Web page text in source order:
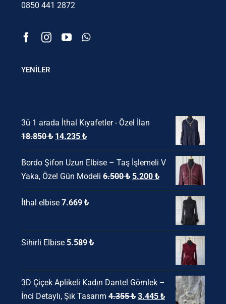
0850 441 2872
YENİLER
3ü 1 arada İthal Kıyafetler - Özel İlan
18.850₺ Orijinal
fiyat:
18.850 ₺.
14.235 ₺Şu
andaki
fiyat:
14.235 ₺.
Bordo Şifon Uzun Elbise – Taş İşlemeli V
Yaka, Özel Gün Modeli 6.500₺ Orijinal
fiyat:
5.200 ₺Şu
andaki
5.200 ₺.
İthal elbise 7.669 ₺
Sihirli Elbise 5.589 ₺
3D Çiçek Aplikeli Kadın Dantel Gömlek –
İnci Detaylı, Şık Tasarım 4.355₺ Orijinal
3.445 ₺Şu